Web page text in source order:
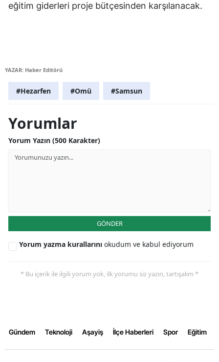
Ordu
Sivas
Tekirdağ
Trabzon
eğitim giderleri proje bütçesinden karşılanacak.
YAZAR: Haber Editörü
#Hezarfen #Omü #Samsun
Yorumlar
Yorum Yazın (500 Karakter)
GÖNDER
Yorum yazma kurallarını okudum ve kabul ediyorum
* Bu içerik ile ilgili yorum yok, ilk yorumu siz yazın, tartışalım *
Gündem Teknoloji Aşayiş İlçe Haberleri Spor Eğitim